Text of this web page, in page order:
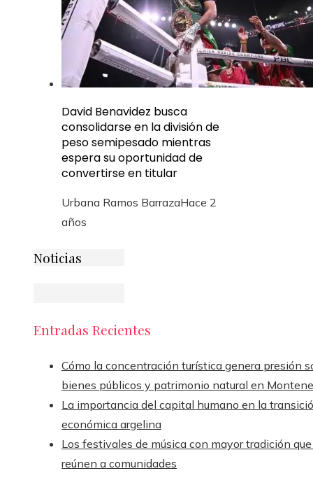
David Benavidez busca
consolidarse en la división de
peso semipesado mientras
espera su oportunidad de
convertirse en titular
Urbana Ramos BarrazaHace 2
años
Noticias
Entradas Recientes
Cómo la concentración turística genera presión
bienes públicos y patrimonio natural en
La importancia del capital humano en la
económica argelina
Los festivales de música con mayor tradición
reúnen a comunidades